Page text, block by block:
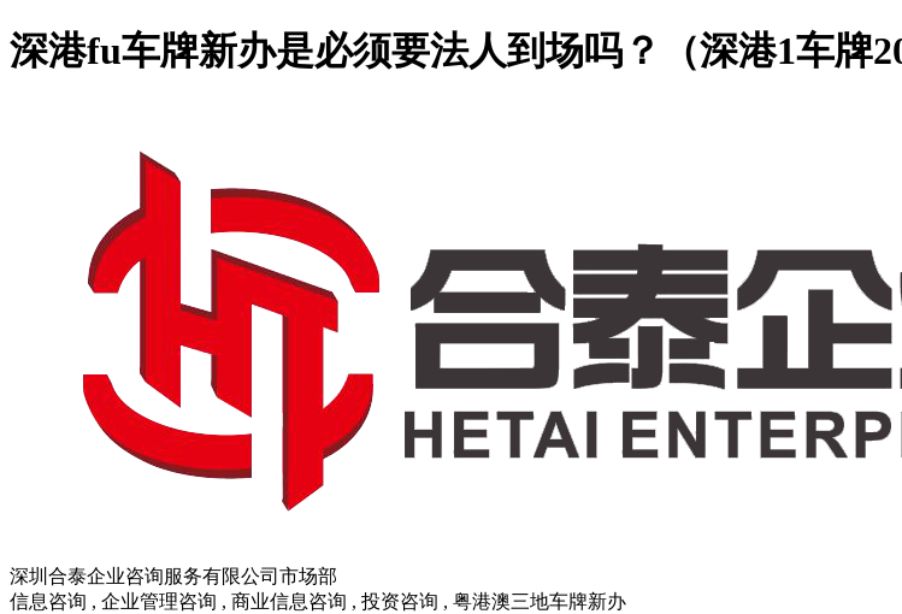
深港fu车牌新办是必须要法人到场吗？（深港1车牌
深圳合泰企业咨询服务有限公司市场部
信息咨询 , 企业管理咨询 , 商业信息咨询 , 投资咨询 , 粤港澳三地车牌新办